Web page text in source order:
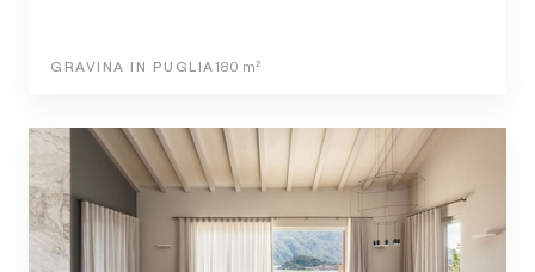
GRAVINA IN PUGLIA 180 m²